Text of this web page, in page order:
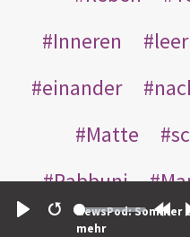
Restart
NewsPod: Sommer
mehr
Inneren
leer
einander
Matte
Rabbuni
gewaschen